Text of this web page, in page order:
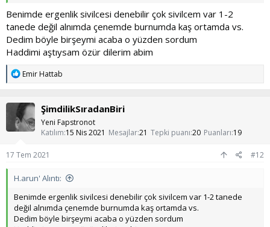
Benimde ergenlik sivilcesi denebilir çok sivilcem var 1-2
tanede değil alnımda çenemde burnumda kaş ortamda vs.
Dedim böyle birşeymi acaba o yüzden sordum
Haddimi aştıysam özür dilerim abim
T
p
k
l
e
Emir Hattab
ŞimdilikSıradanBiri
Yeni Fapstronot
Katılım 15 Nis 2021 Mesajlar21 Tepki puanı 20 Puanları 19
17 Tem 2021 #12
H.arun' Alıntı:
Benimde ergenlik sivilcesi denebilir çok sivilcem var 1-2 tanede
değil alnımda çenemde burnumda kaş ortamda vs.
Dedim böyle birşeymi acaba o yüzden sordum